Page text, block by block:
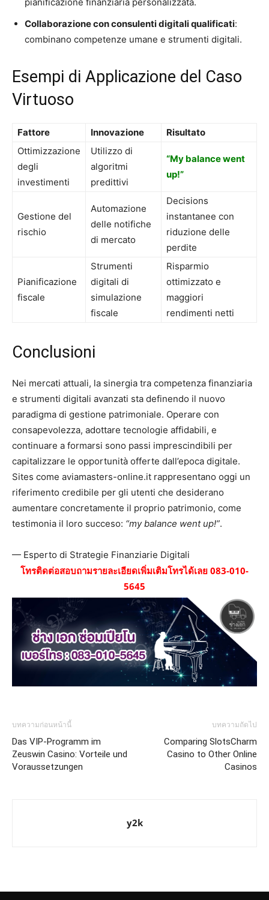
Collaborazione con consulenti digitali qualificati:
combinano competenze umane e strumenti digitali.
Esempi di Applicazione del Caso
Virtuoso
Fattore Innovazione
Risultato
Ottimizzazione
degli
investimenti
Utilizzo di
algoritmi
predittivi
“My balance went
up!”
Gestione del
rischio
Automazione
delle notifiche
di mercato
Decisions
instantanee con
riduzione delle
perdite
Pianificazione
fiscale
Strumenti
digitali di
simulazione
fiscale
Risparmio
ottimizzato e
maggiori
rendimenti netti
Conclusioni
Nei mercati attuali, la sinergia tra competenza finanziaria
e strumenti digitali avanzati sta definendo il nuovo
paradigma di gestione patrimoniale. Operare con
consapevolezza, adottare tecnologie affidabili, e
continuare a formarsi sono passi imprescindibili per
capitalizzare le opportunità offerte dall’epoca digitale.
Sites come aviamasters-online.it rappresentano oggi un
riferimento credibile per gli utenti che desiderano
aumentare concretamente il proprio patrimonio, come
testimonia il loro succeso: “my balance went up!”.
— Esperto di Strategie Finanziarie Digitali
โทรติดต่อสอบถามรายละเอียดเพิ่มเติมโทรได้เลย 083-010-
5645
บทความก่อนหน้านี้
Das VIP-Programm im
Zeuswin Casino: Vorteile und
Voraussetzungen
บทความถัดไป
Comparing SlotsCharm
Casino to Other Online
Casinos
y2k